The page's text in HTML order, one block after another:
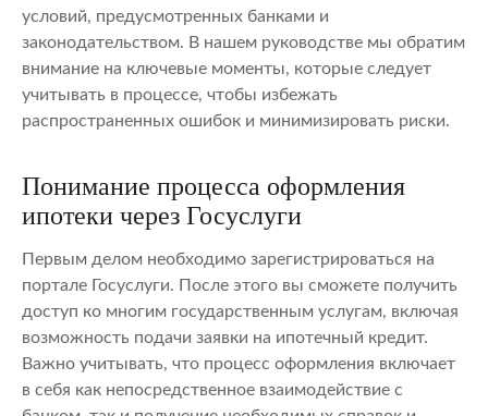
условий, предусмотренных банками и
законодательством. В нашем руководстве мы обратим
внимание на ключевые моменты, которые следует
учитывать в процессе, чтобы избежать
распространенных ошибок и минимизировать риски.
Понимание процесса оформления
ипотеки через Госуслуги
Первым делом необходимо зарегистрироваться на
портале Госуслуги. После этого вы сможете получить
доступ ко многим государственным услугам, включая
возможность подачи заявки на ипотечный кредит.
Важно учитывать, что процесс оформления включает
в себя как непосредственное взаимодействие с